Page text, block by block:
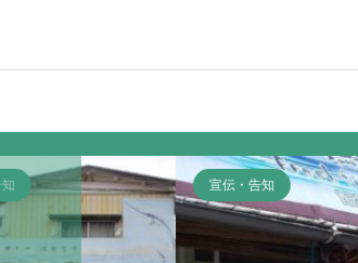
宣伝・告知